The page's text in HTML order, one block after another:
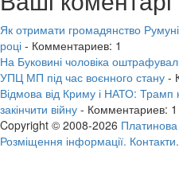
Як отримати громадянство
році - Комментариев: 1
На Буковині чоловіка
УПЦ МП під час воєнного стану -
Відмова від Криму і НАТО: Трамп
закінчити війну - Комментариев: 1
Copyright © 2008-2026
Розміщення інформації. Контакти.